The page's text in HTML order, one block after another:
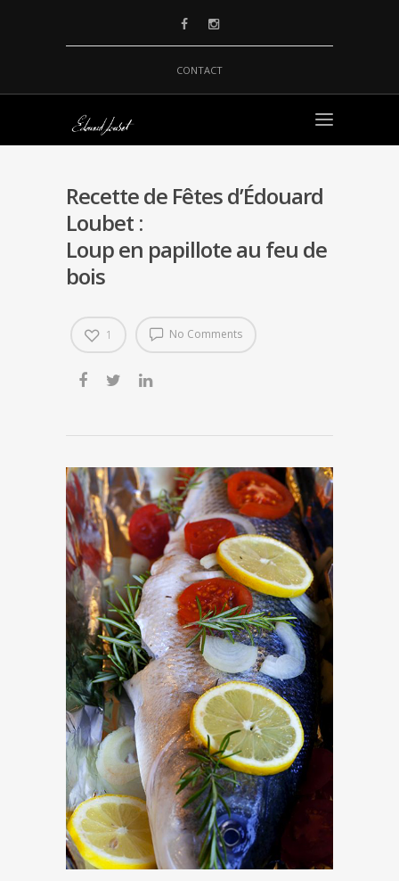
CONTACT
Recette de Fêtes d’Édouard
Loubet :
Loup en papillote au feu de
bois
No Comments
1